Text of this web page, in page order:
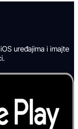
uređajima i imajte